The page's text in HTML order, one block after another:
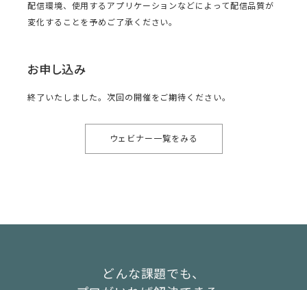
配信環境、使用するアプリケーションなどによって配信品質が
変化することを予めご了承ください。
お申し込み
終了いたしました。次回の開催をご期待ください。
ウェビナー一覧をみる
どんな課題でも、